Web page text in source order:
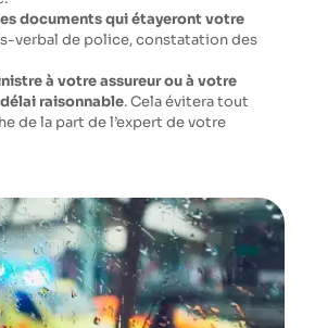
documents qui étayeront votre
verbal de police, constatation des
à votre assureur ou à votre
raisonnable. Cela évitera tout
de la part de l’expert de votre